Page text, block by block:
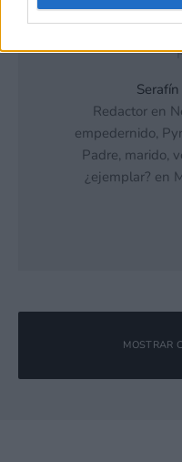
Redactor en
empedernido,
Padre, marido,
¿ejemplar? en
MOSTRAR